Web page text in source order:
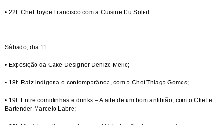
• 22h Chef Joyce Francisco com a Cuisine Du Soleil.
Sábado, dia 11
• Exposição da Cake Designer Denize Mello;
• 18h Raiz indígena e contemporânea, com o Chef Thiago Gomes;
• 19h Entre comidinhas e drinks – A arte de um bom anfitrião, com o Chef e
Bartender Marcelo Labre;